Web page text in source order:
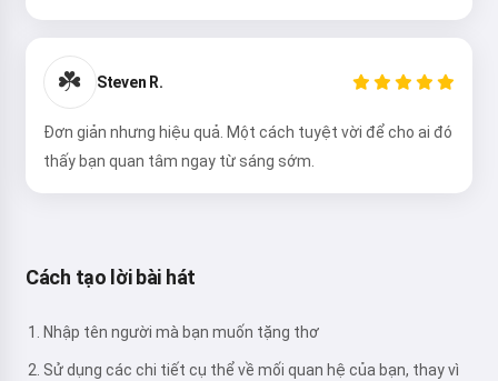
☘️ Steven R.
Đơn giản nhưng hiệu quả. Một cách tuyệt vời để cho ai đó
thấy bạn quan tâm ngay từ sáng sớm.
Cách tạo lời bài hát
Nhập tên người mà bạn muốn tặng thơ
Sử dụng các chi tiết cụ thể về mối quan hệ của bạn, thay vì